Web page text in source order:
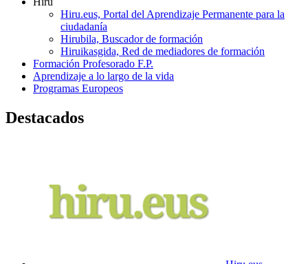
Hiru.eus, Portal del Aprendizaje Permanente para la
ciudadanía
Hirubila, Buscador de formación
Hiruikasgida, Red de mediadores de formación
Formación Profesorado F.P.
Aprendizaje a lo largo de la vida
Programas Europeos
Destacados